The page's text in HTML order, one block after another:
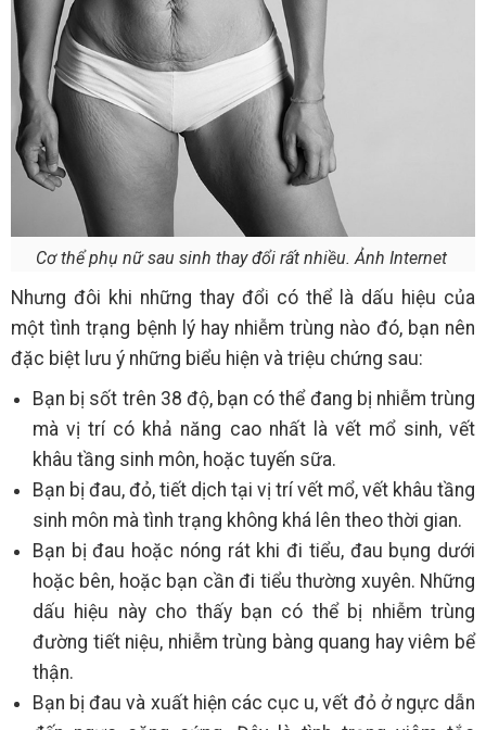
Cơ thể phụ nữ sau sinh thay đổi rất nhiều. Ảnh Internet
Nhưng đôi khi những thay đổi có thể là dấu hiệu của
một tình trạng bệnh lý hay nhiễm trùng nào đó, bạn nên
đặc biệt lưu ý những biểu hiện và triệu chứng sau:
Bạn bị sốt trên 38 độ, bạn có thể đang bị nhiễm trùng
mà vị trí có khả năng cao nhất là vết mổ sinh, vết
khâu tầng sinh môn, hoặc tuyến sữa.
Bạn bị đau, đỏ, tiết dịch tại vị trí vết mổ, vết khâu tầng
sinh môn mà tình trạng không khá lên theo thời gian.
Bạn bị đau hoặc nóng rát khi đi tiểu, đau bụng dưới
hoặc bên, hoặc bạn cần đi tiểu thường xuyên. Những
dấu hiệu này cho thấy bạn có thể bị nhiễm trùng
đường tiết niệu, nhiễm trùng bàng quang hay viêm bể
thận.
Bạn bị đau và xuất hiện các cục u, vết đỏ ở ngực dẫn